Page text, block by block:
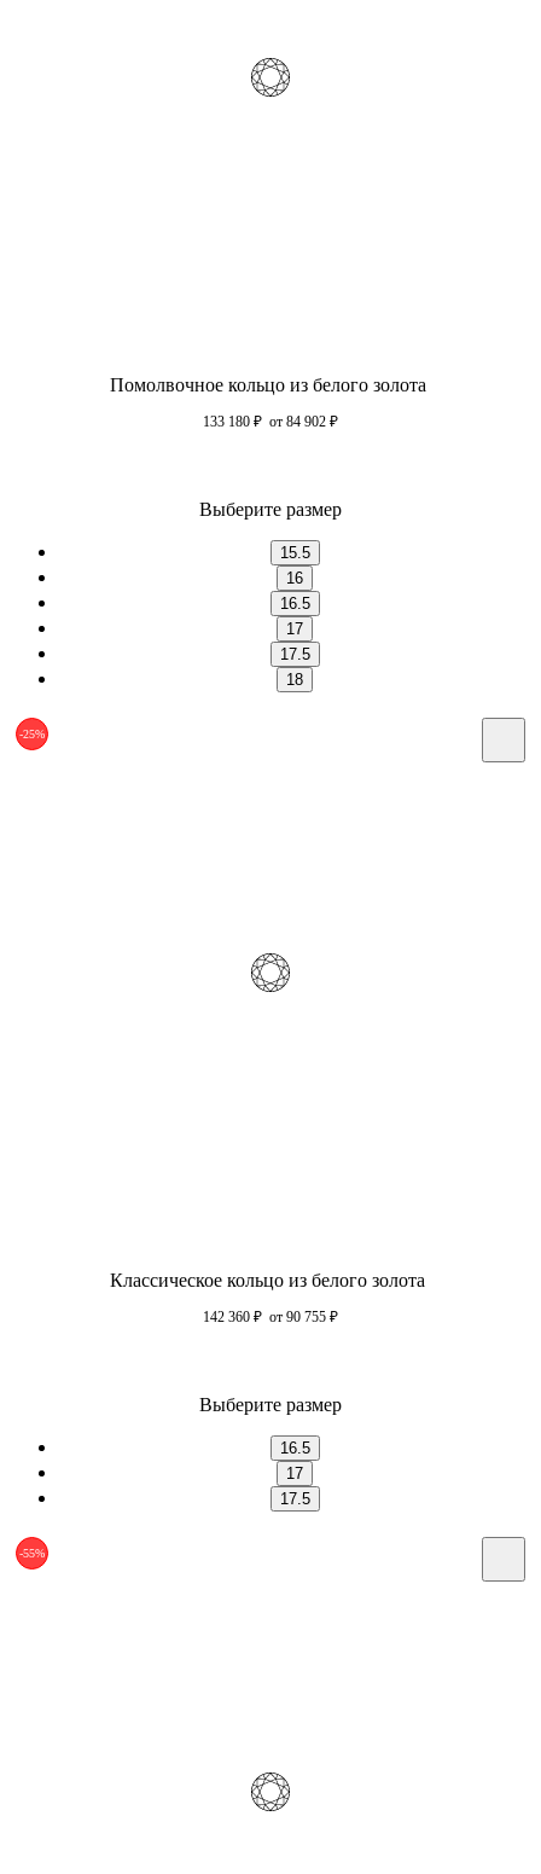
Помолвочное кольцо из белого золота
133 180 ₽ от 84 902 ₽
Выберите размер
15.5
16
16.5
17
17.5
18
-25%
Классическое кольцо из белого золота
142 360 ₽ от 90 755 ₽
Выберите размер
16.5
17
17.5
-55%